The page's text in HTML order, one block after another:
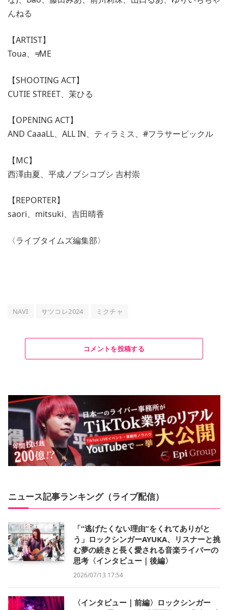
んねる
【ARTIST】
Toua、≠ME
【SHOOTING ACT】
CUTIE STREET、茉ひる
【OPENING ACT】
AND CaaaLL、ALL IN、ティラミス、#フラサービックル
【MC】
西澤由夏、平成ノブシコブシ 吉村崇
【REPORTER】
saori、mitsuki、吉田晴香
〈ライブタイムズ編集部〉
NAVI サツコレ2024 ミクチャ
コメントを投稿する
ニュース記事ランキング（ライブ配信）
「“逃げたくない理由”をくれてありがと
う」ロックシンガーAYUKA、リスナーと挑
む夢の続きと長く愛される音楽ライバーの
思考〈インタビュー｜後編〉
2026/07/13 17:54
〈インタビュー｜前編〉ロックシンガー